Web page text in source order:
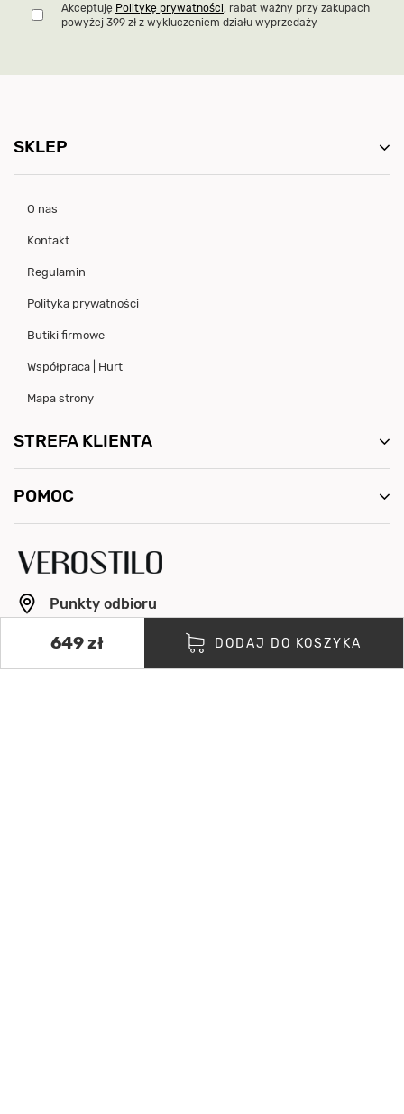
Akceptuję Politykę prywatności, rabat ważny przy zakupach
powyżej 399 zł z wykluczeniem działu wyprzedaży
SKLEP
O nas
Kontakt
Regulamin
Polityka prywatności
Butiki firmowe
Współpraca | Hurt
Mapa strony
STREFA KLIENTA
POMOC
Punkty odbioru
info@verostilo.com
+48 500 064 154
649 zł DODAJ DO KOSZYKA